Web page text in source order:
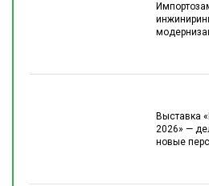
Выставка
2026» —
новые